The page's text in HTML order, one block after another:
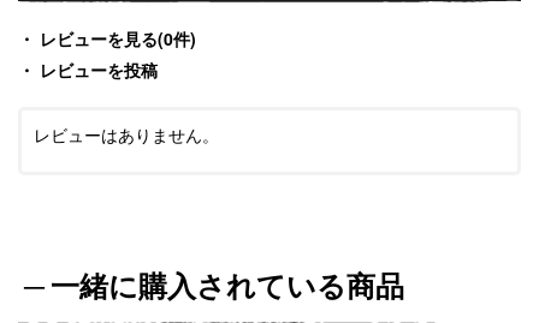
レビューを見る(0件)
レビューを投稿
レビューはありません。
一緒に購入されている商品